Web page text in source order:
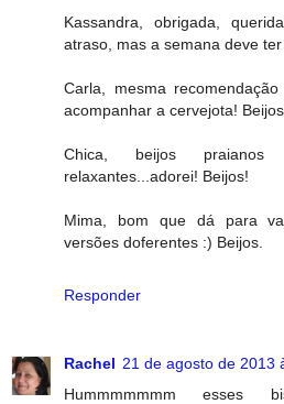
Kassandra, obrigada,
atraso, mas a semana deve
Carla, mesma
acompanhar a cervejota!
Chica, beijos praianos
relaxantes...adorei! Beijos!
Mima, bom que dá para
versões doferentes :) Beijos.
Responder
Rachel 21 de agosto de 2013
Hummmmmmm esses